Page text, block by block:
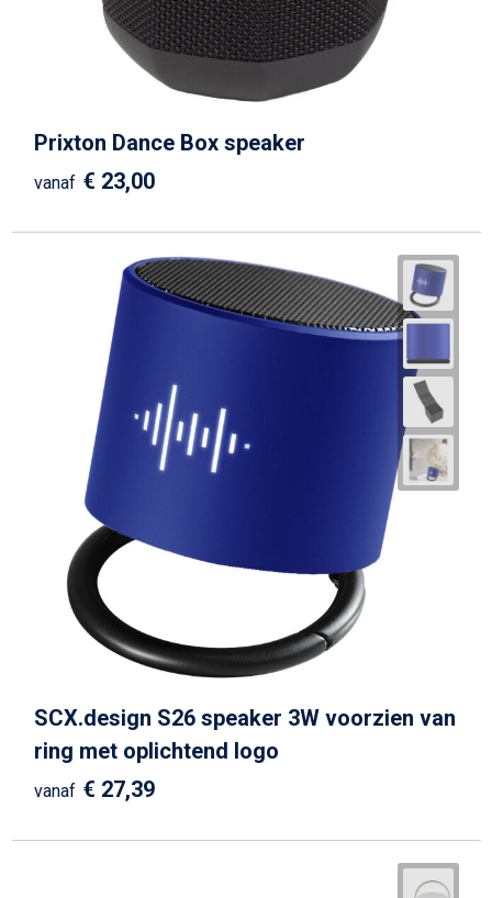
Prixton Dance Box speaker
vanaf € 23,00
SCX.design S26 speaker 3W voorzien van
ring met oplichtend logo
vanaf € 27,39